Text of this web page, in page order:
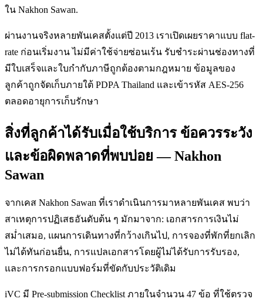
ใน Nakhon Sawan.
ผ่านงานจริงหลายพันเคสตั้งแต่ปี 2013 เราเปิดเผยราคาแบบ flat-
rate ก่อนเริ่มงาน ไม่มีค่าใช้จ่ายซ่อนเร้น รับชำระผ่านช่องทางที่
มีใบเสร็จและใบกำกับภาษีถูกต้องตามกฎหมาย ข้อมูลของ
ลูกค้าถูกจัดเก็บภายใต้ PDPA Thailand และเข้ารหัส AES-256
ตลอดอายุการเก็บรักษา
สิ่งที่ลูกค้าได้รับเมื่อใช้บริการ ข้อควรระวัง
และข้อผิดพลาดที่พบบ่อย — Nakhon
Sawan
จากเคส Nakhon Sawan ที่เราดำเนินการมาหลายพันเคส พบว่า
สาเหตุการปฏิเสธอันดับต้น ๆ มักมาจาก: เอกสารการเงินไม่
สม่ำเสมอ, แผนการเดินทางที่กว้างเกินไป, การจองที่พักที่ยกเลิก
ไม่ได้ทันก่อนยื่น, การแปลเอกสารโดยผู้ไม่ได้รับการรับรอง,
และการกรอกแบบฟอร์มที่ขัดกับประวัติเดิม
iVC มี Pre-submission Checklist ภายในจำนวน 47 ข้อ ที่ใช้ตรวจ